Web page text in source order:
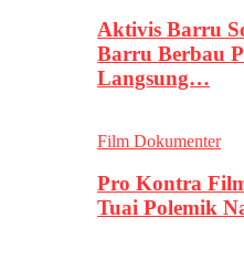
Aktivis Barru
Barru Berbau
Langsung…
Film Dokumenter
Pro Kontra
Tuai Polemik